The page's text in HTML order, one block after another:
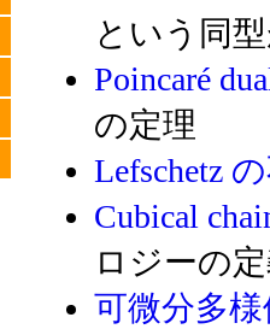
という同
Poincaré
の定理
Lefschetz
Cubical
ロジーの
可微分多様